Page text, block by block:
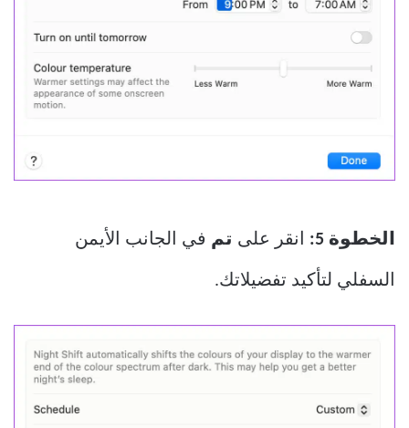
الخطوة 5: انقر على تم في الجانب الأيمن
السفلي لتأكيد تفضيلاتك.